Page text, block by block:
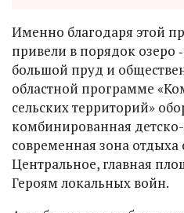
Именно благодаря этой
привели в порядок озеро
большой пруд и
областной программе
сельских территорий»
комбинированная
современная зона отдыха
Центральное, главная
Героям локальных войн.